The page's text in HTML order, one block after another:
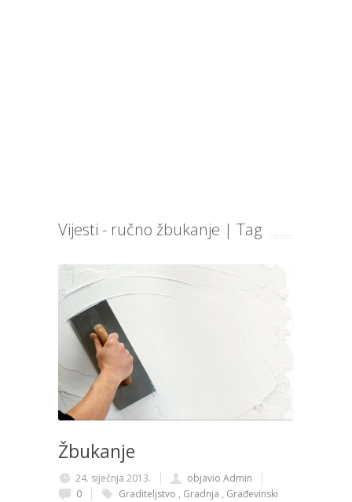
Vijesti - ručno žbukanje | Tag
Žbukanje
24. siječnja 2013.
objavio Admin
0
Graditeljstvo , Gradnja , Građevinski